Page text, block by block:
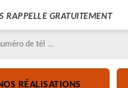
RAPPELLE GRATUITEMENT
RÉALISATIONS